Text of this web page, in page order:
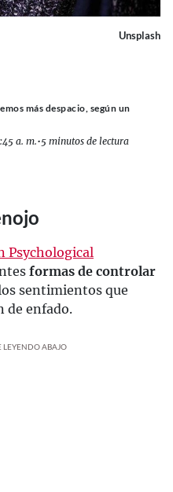
Unsplash
más despacio, según un
a. m.•5 minutos de lectura
Psychological
formas de controlar
sentimientos que
de enfado.
LEYENDO ABAJO